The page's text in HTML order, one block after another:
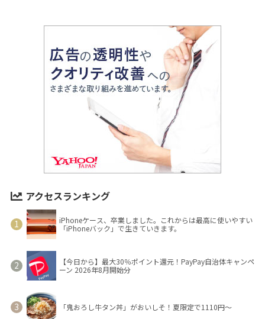
アクセスランキング
iPhoneケース、卒業しました。これからは最高に使いやすい
「iPhoneバック」で生きていきます。
【今日から】最大30％ポイント還元！PayPay自治体キャンペ
ーン 2026年8月開始分
「鬼おろし牛タン丼」がおいしそ！夏限定で1110円～